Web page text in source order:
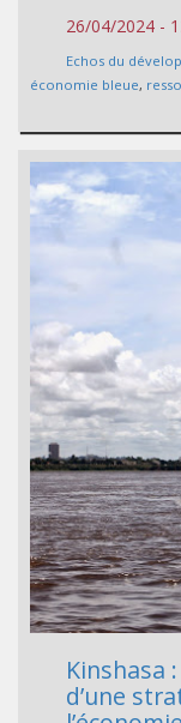
26/04/2024 -
Echos du
économie bleue,
Kinshasa
d’une